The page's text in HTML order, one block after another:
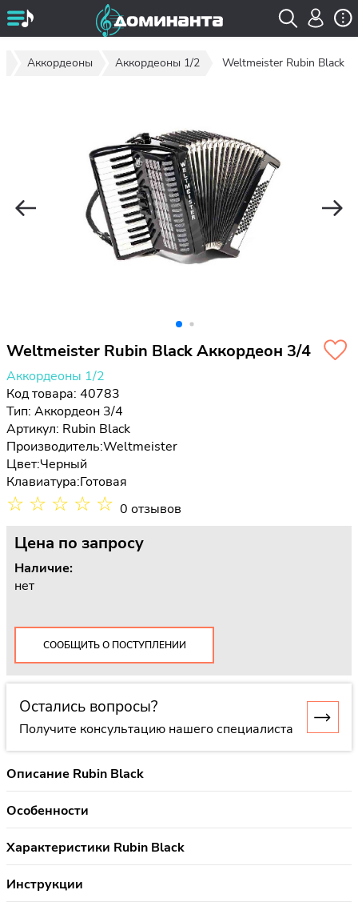
Аккордеоны Аккордеоны 1/2 Weltmeister Rubin Black
Weltmeister Rubin Black Аккордеон 3/4
Аккордеоны 1/2
Код товара: 40783
Тип: Аккордеон 3/4
Артикул: Rubin Black
Производитель:Weltmeister
Цвет:Черный
Клавиатура:Готовая
☆ ☆ ☆ ☆ ☆ 0 отзывов
Цена по запросу
Наличие:
нет
СООБЩИТЬ О ПОСТУПЛЕНИИ
Остались вопросы?
Получите консультацию нашего специалиста
Описание Rubin Black
Особенности
Характеристики Rubin Black
Инструкции